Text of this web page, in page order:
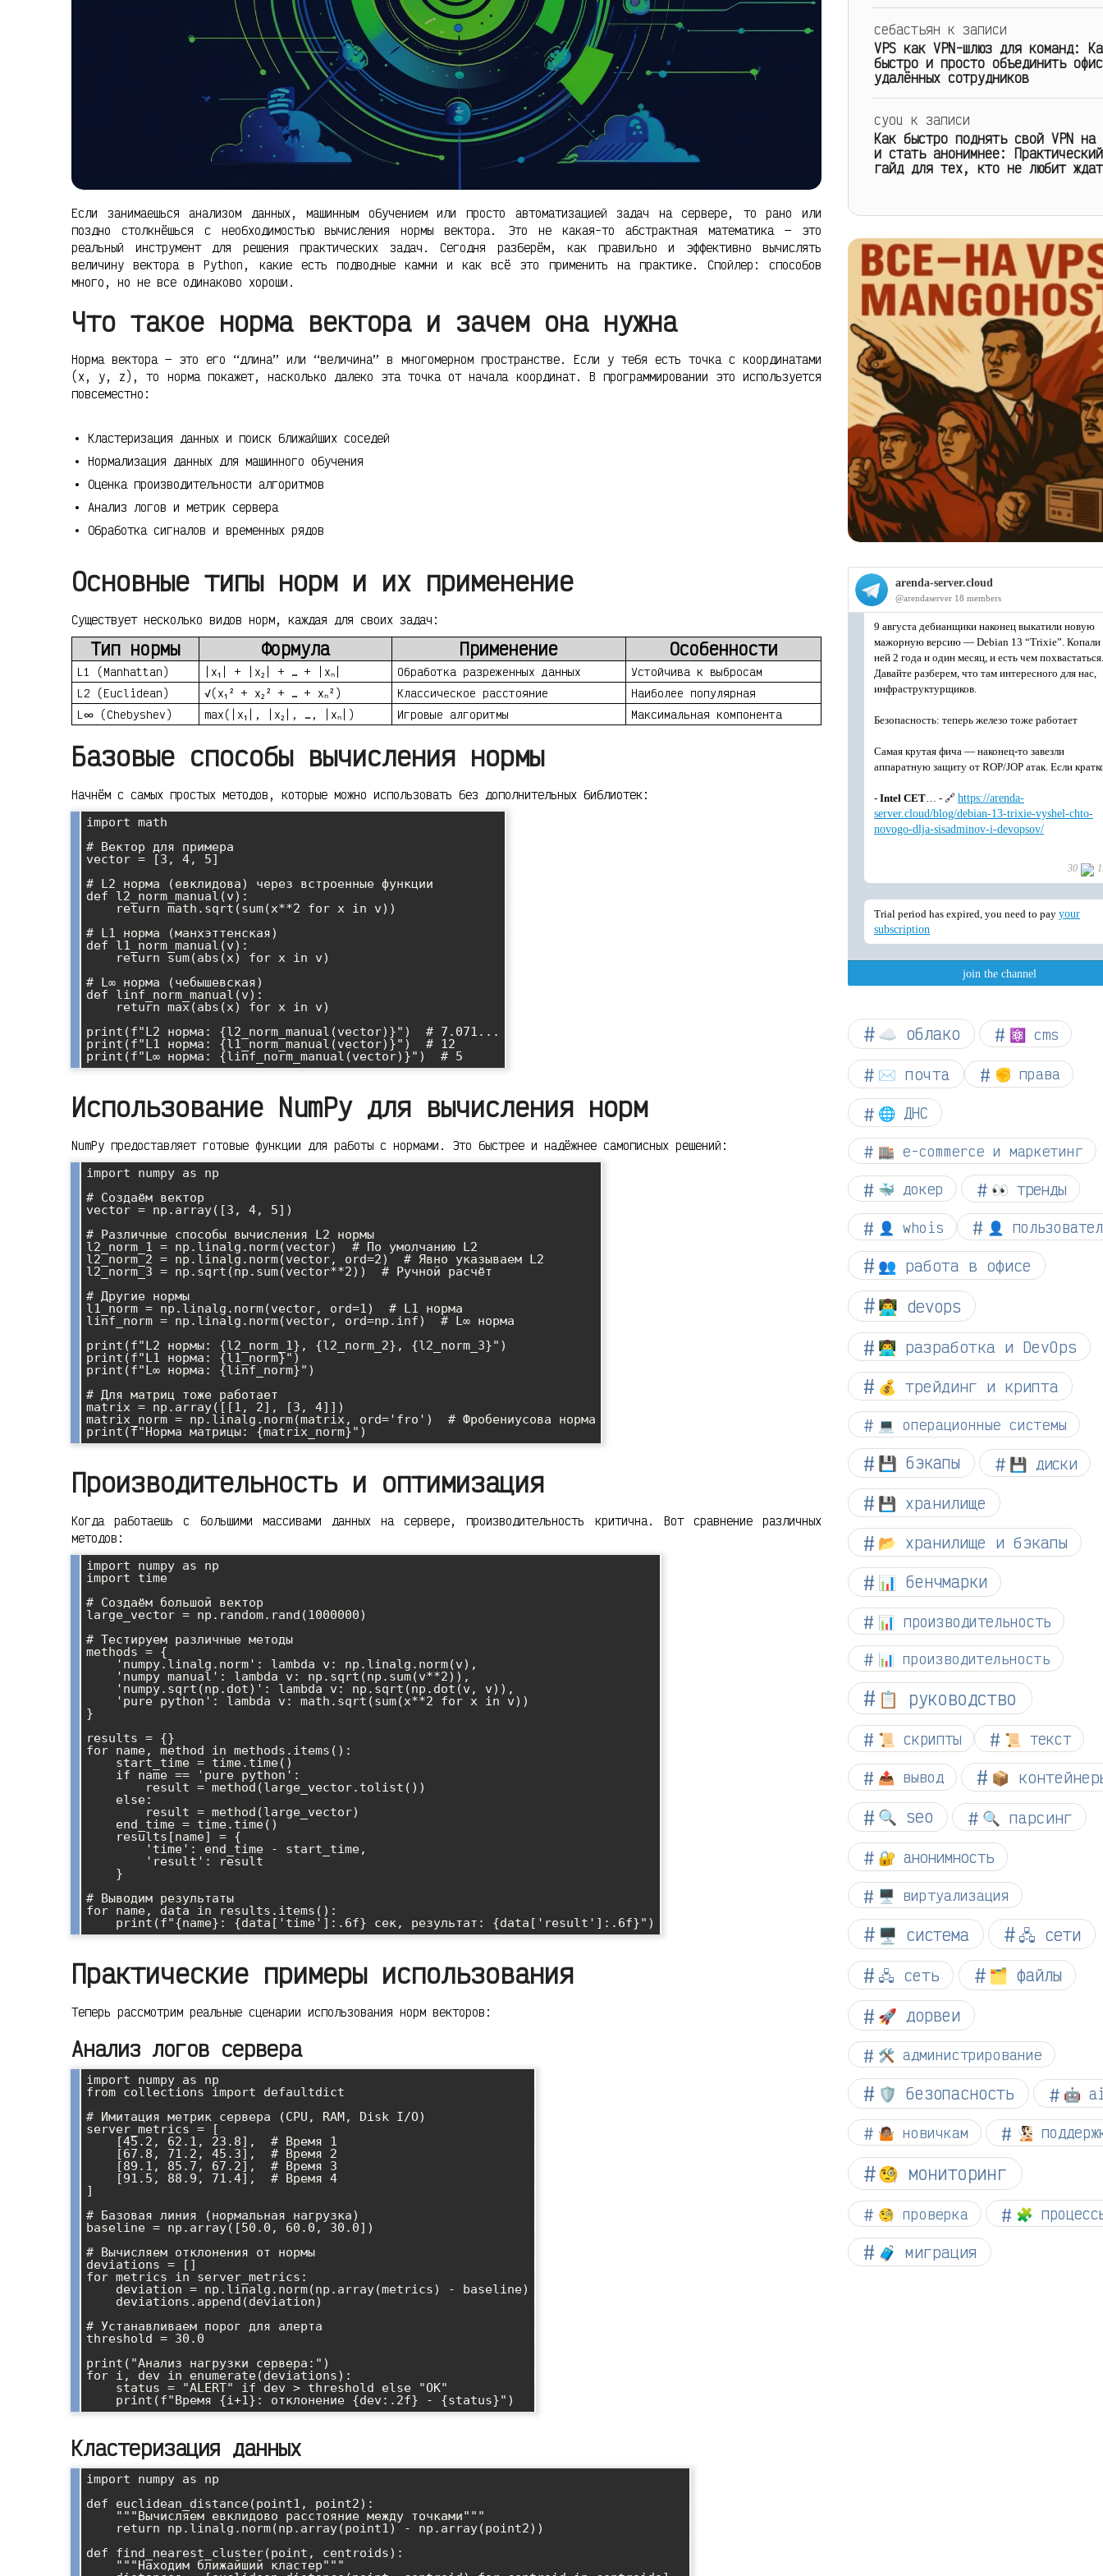
Если занимаешься анализом данных, машинным обучением или просто автоматизацией задач на сервере, то рано или
поздно столкнёшься с необходимостью вычисления нормы вектора. Это не какая-то абстрактная математика — это
реальный инструмент для решения практических задач. Сегодня разберём, как правильно и эффективно вычислять
величину вектора в Python, какие есть подводные камни и как всё это применить на практике. Спойлер: способов
много, но не все одинаково хороши.
Что такое норма вектора и зачем она нужна
Норма вектора — это его “длина” или “величина” в многомерном пространстве. Если у тебя есть точка с координатами
(x, y, z), то норма покажет, насколько далеко эта точка от начала координат. В программировании это используется
повсеместно:
Кластеризация данных и поиск ближайших соседей
Нормализация данных для машинного обучения
Оценка производительности алгоритмов
Анализ логов и метрик сервера
Обработка сигналов и временных рядов
Основные типы норм и их применение
Существует несколько видов норм, каждая для своих задач:
Тип нормы Формула Применение Особенности
L1 (Manhattan) |x₁| + |x₂| + … + |xₙ| Обработка разреженных данных
Устойчива к выбросам
L2 (Euclidean)
√(x₁² + x₂² + … + xₙ²) Классическое расстояние
Наиболее популярная
L∞ (Chebyshev)
max(|x₁|, |x₂|, …, |xₙ|) Игровые алгоритмы Максимальная компонента
Базовые способы вычисления нормы
Начнём с самых простых методов, которые можно использовать без дополнительных библиотек:
import math
# Вектор для примера
vector = [3, 4, 5]
# L2 норма (евклидова) через встроенные функции
def l2_norm_manual(v):
# L1 норма (манхэттенская)
def l1_norm_manual(v):
# L∞ норма (чебышевская)
def linf_norm_manual(v):
print(f"L2 норма: {l2_norm_manual(vector)}")  # 7.071...
print(f"L1 норма: {l1_norm_manual(vector)}")  # 12
Использование NumPy для вычисления норм
NumPy предоставляет готовые функции для работы с нормами. Это быстрее и надёжнее самописных решений:
import numpy as np
# Создаём вектор
vector = np.array([3, 4, 5])
# Различные способы вычисления L2 нормы
l2_norm_1 = np.linalg.norm(vector)  # По умолчанию L2
l2_norm_2 = np.linalg.norm(vector, ord=2)  # Явно указываем L2
l2_norm_3 = np.sqrt(np.sum(vector**2))  # Ручной расчёт
# Другие нормы
l1_norm = np.linalg.norm(vector, ord=1)  # L1 норма
linf_norm = np.linalg.norm(vector, ord=np.inf)  # L∞ норма
print(f"L2 нормы: {l2_norm_1}, {l2_norm_2}, {l2_norm_3}")
print(f"L1 норма: {l1_norm}")
print(f"L∞ норма: {linf_norm}")
# Для матриц тоже работает
matrix = np.array([[1, 2], [3, 4]])
matrix_norm = np.linalg.norm(matrix, ord='fro')  # Фробениусова норма
Производительность и оптимизация
Когда работаешь с большими массивами данных на сервере, производительность критична. Вот сравнение различных
методов:
import numpy as np
import time
# Создаём большой вектор
large_vector = np.random.rand(1000000)
# Тестируем различные методы
methods = {
}
results = {}
for name, method in methods.items():
# Выводим результаты
for name, data in results.items():
Практические примеры использования
Теперь рассмотрим реальные сценарии использования норм векторов:
Анализ логов сервера
import numpy as np
from collections import defaultdict
# Имитация метрик сервера (CPU, RAM, Disk I/O)
server_metrics = [
]
# Базовая линия (нормальная нагрузка)
baseline = np.array([50.0, 60.0, 30.0])
# Вычисляем отклонения от нормы
deviations = []
for metrics in server_metrics:
# Устанавливаем порог для алерта
threshold = 30.0
print("Анализ нагрузки сервера:")
for i, dev in enumerate(deviations):
Кластеризация данных
import numpy as np
def euclidean_distance(point1, point2):
def find_nearest_cluster(point, centroids):
себастьян к записи
VPS как VPN-шлюз для команд:
быстро и просто объединить
удалённых сотрудников
cyou к записи
Как быстро поднять свой VPN на
и стать анонимнее: Практический
гайд для тех, кто не любит
☁︎ облако ⚛ cms
✉️ почта ✊ права
🌐 ДНС
🏬 e-commerce и маркетинг
🐳 докер 👀 тренды
👤 whois 👤
👥 работа в офисе
👨‍💻 devops
👨‍💻 разработка и DevOps
💰 трейдинг и крипта
💻 операционные системы
💾 бэкапы 💾 диски
💾 хранилище
📂 хранилище и бэкапы
📊 бенчмарки
📊 производительность
📊 производительность
📋 руководство
📜 скрипты 📜 текст
📤 вывод 📦
🔍 seo 🔍 парсинг
🔐 анонимность
🖥️ виртуализация
🖥️ система 🖧 сети
🖧 сеть 🗂️ файлы
🚀 дорвеи
🛠️ администрирование
🛡️ безопасность 🤖
🤷🏽 новичкам 🧏🏻
🧐 мониторинг
🧐 проверка 🧩
🧳 миграция